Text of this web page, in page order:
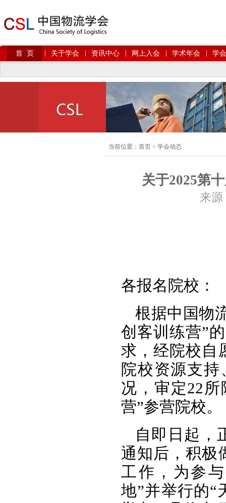
首 页 关于学会 资讯中心 网上入会 学术年会 学
当前位置： 首页 > 学会动态
关于2025第
来源
各报名院校：
根据中国物
创客训练营”
求，经院校自
院校资源支
况，审定22
营”参营院校
自即日起，
通知后，积极
工作，为参
地”并举行的“